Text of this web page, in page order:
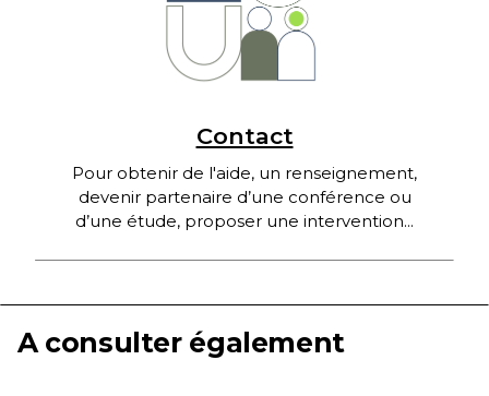
Contact
Pour obtenir de l'aide, un renseignement,
devenir partenaire d’une conférence ou
d’une étude, proposer une intervention...
A consulter également